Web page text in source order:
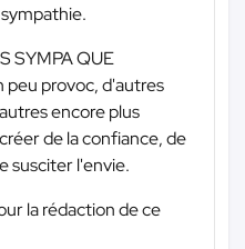
SYMPA QUE
peu provoc, d'autres
encore plus
de la confiance, de
susciter l'envie.
la rédaction de ce